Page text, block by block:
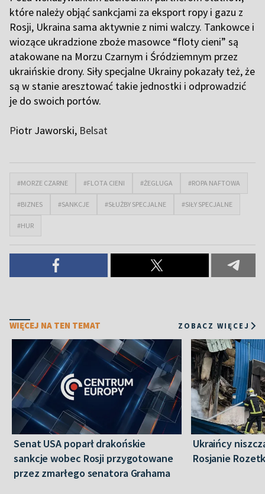
które należy objąć sankcjami za eksport ropy i gazu z
Rosji, Ukraina sama aktywnie z nimi walczy. Tankowce i
wiozące ukradzione zboże masowce “floty cieni” są
atakowane na Morzu Czarnym i Śródziemnym przez
ukraińskie drony. Siły specjalne Ukrainy pokazały też, że
są w stanie aresztować takie jednostki i odprowadzić
je do swoich portów.
Piotr Jaworski, Belsat
#MORZE CZARNE #FLOTA CIENI #ŻEGLUGA #ROPA NAFTOWA
#BIZNES #SANKCJE #SŁUŻBY SPECJALNE #SIŁY SPECJALNE
#HUR
WIĘCEJ NA TEN TEMAT ZOBACZ WIĘCEJ
Senat USA poparł drakońskie
sankcje wobec Rosji przygotowane
przez zmarłego senatora Grahama
Ukraińcy
Rosjanie